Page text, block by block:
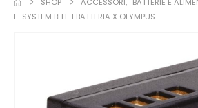
F-SYSTEM BLH-1 BATTERIA X OLYMPUS